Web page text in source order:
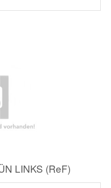
LINKS (ReF)